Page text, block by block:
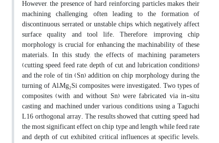
However, the presence of hard reinforcing particles makes their
machining challenging, often leading to the formation of
discontinuous, serrated, or unstable chips, which negatively affect
surface quality and tool life. Therefore, improving chip
morphology is crucial for enhancing the machinability of these
materials. In this study, the effects of machining parameters
(cutting speed, feed rate, depth of cut, and lubrication conditions)
and the role of tin (Sn) addition on chip morphology during the
turning of Al–Mg₂Si composites were investigated. Two types of
composites (with and without Sn) were fabricated via in-situ
casting and machined under various conditions using a Taguchi
L16 orthogonal array. The results showed that cutting speed had
the most significant effect on chip type and length, while feed rate
and depth of cut exhibited critical influences at specific levels.